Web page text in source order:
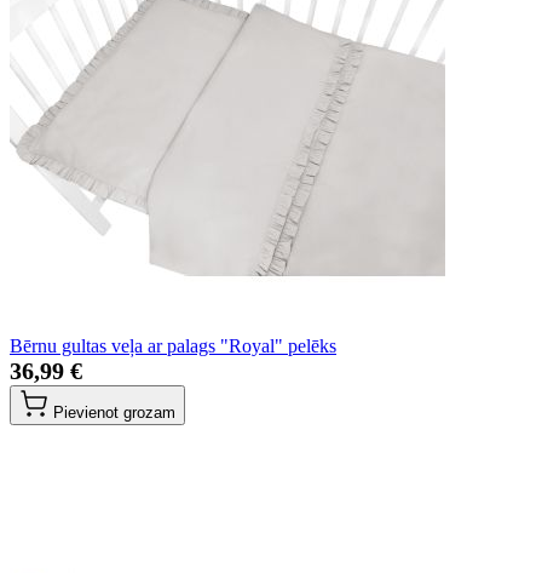
Bērnu gultas veļa ar palags "Royal" pelēks
36,99 €
Pievienot grozam